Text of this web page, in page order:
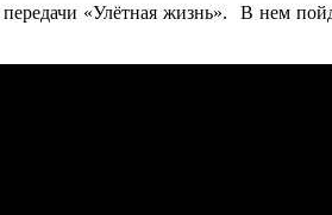
«Улётная жизнь». В нем